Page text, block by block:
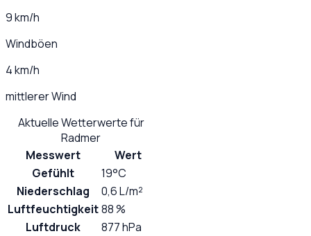
9 km/h
Windböen
4 km/h
mittlerer Wind
Aktuelle Wetterwerte für
Radmer
Messwert
Wert
Gefühlt
19°C
Niederschlag
0,6 L/m²
Luftfeuchtigkeit88 %
Luftdruck
877 hPa